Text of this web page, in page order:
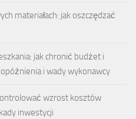
materiałach: jak oszczędzać
jak chronić budżet i
i wady wykonawcy
wzrost kosztów
inwestycji